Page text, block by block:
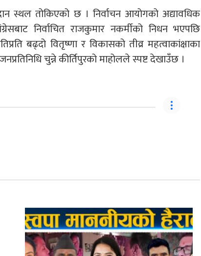
स्थल तोकिएको छ । निर्वाचन आयोगको अद्यावधिक
निर्वाचित राजकुमार नकर्मीको निधन भएपछि
बढ्दो वितृष्णा र विकासको तीव्र महत्वाकांक्षाका
चुन्ने कीर्तिपुरको माहोलले स्पष्ट देखाउँछ ।